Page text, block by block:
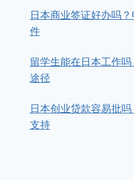
日本商业签证好办吗
件
留学生能在日本工作
途径
日本创业贷款容易批
支持